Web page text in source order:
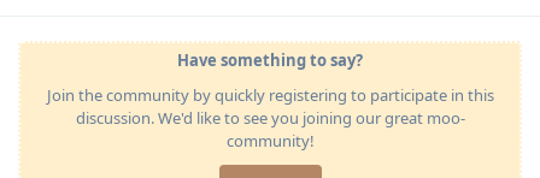
Have something to say?
Join the community by quickly registering to participate in this
discussion. We'd like to see you joining our great moo-
community!